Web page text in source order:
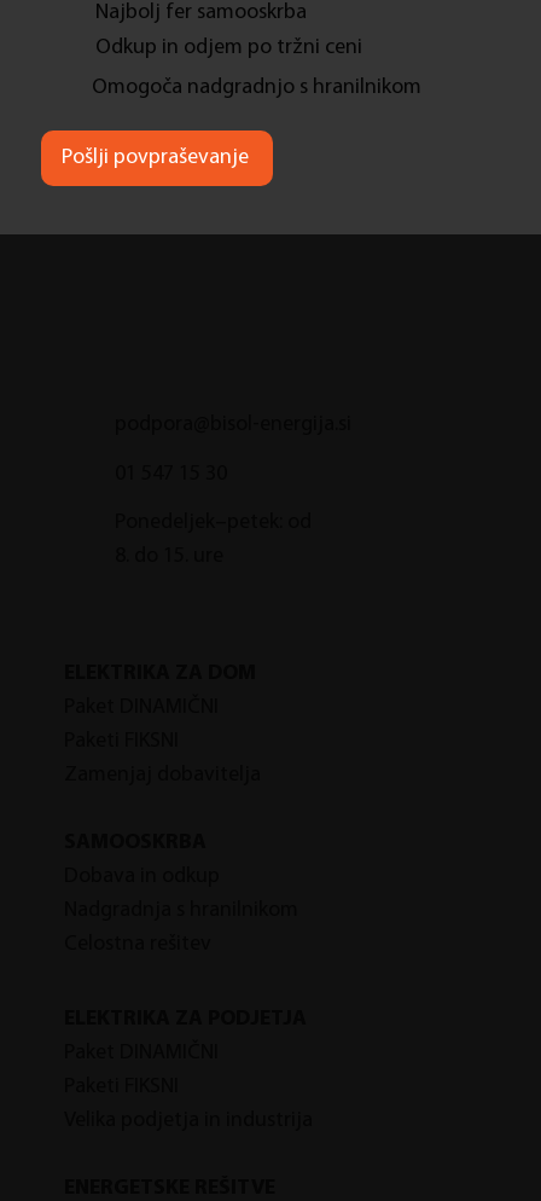
Najbolj fer samooskrba
Odkup in odjem po tržni ceni
Omogoča nadgradnjo s hranilnikom
Pošlji povpraševanje